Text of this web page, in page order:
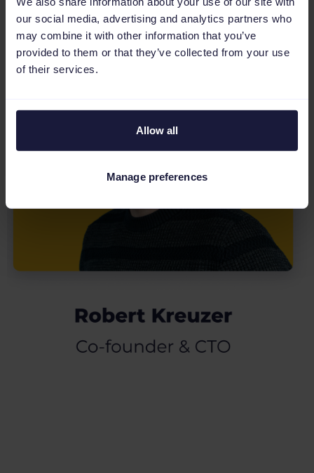
our social media, advertising and analytics partners who
may combine it with other information that you’ve
provided to them or that they’ve collected from your use
of their services.
Allow all
Manage preferences